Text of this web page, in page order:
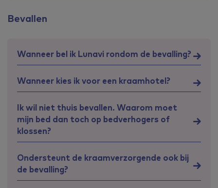
Bevallen
Wanneer bel ik Lunavi rondom de bevalling?
Wanneer kies ik voor een kraamhotel?
Ik wil niet thuis bevallen. Waarom moet
mijn bed dan toch op bedverhogers of
klossen?
Ondersteunt de kraamverzorgende ook bij
de bevalling?